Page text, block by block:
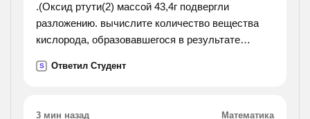
.(Оксид ртути(2) массой 43,4г подвергли
разложению. вычислите количество вещества
кислорода, образовавшегося в результате
S Ответил Студент
3 мин назад Математика